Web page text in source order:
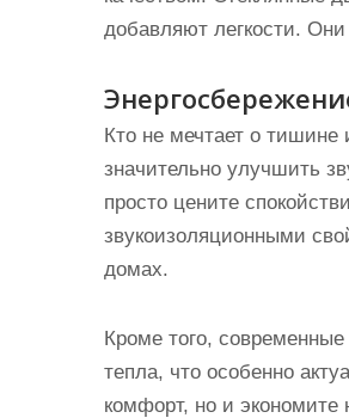
добавляют легкости.
Кто не мечтает о
значительно улучшить
просто цените
звукоизоляционными
домах.
Кроме того,
тепла, что особенно
комфорт, но и экономите